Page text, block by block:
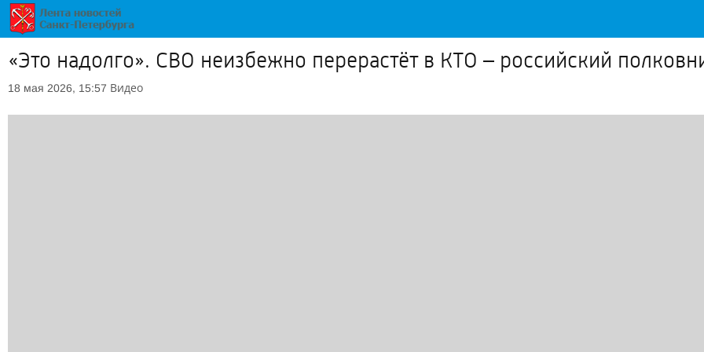
«Это надолго». СВО неизбежно перерастёт в КТО – российский
18 мая 2026, 15:57 Видео